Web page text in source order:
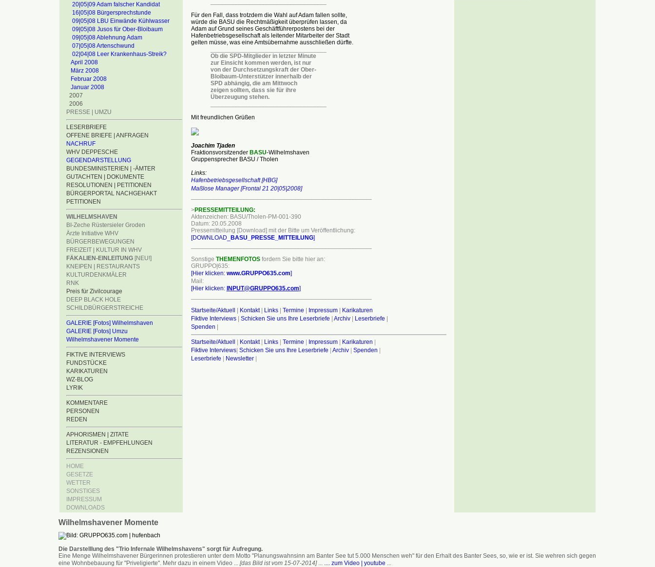
20|05|09 Adam falscher Kandidat
16|05|08 Bürgersprechstunde
09|05|08 LBU Einwände Kühlwasser
09|05|08 Jusos für Ober-Bloibaum
09|05|08 Ablehnung Adam
07|05|08 Artenschwund
02|04|08 Leer Krankenhaus-Streik?
April 2008
März 2008
Februar 2008
Januar 2008
2007
2006
PRESSE | UMZU
LESERBRIEFE
OFFENE BRIEFE | ANFRAGEN
NACHRUF
WHV DEPPESCHE
GEGENDARSTELLUNG
BUNDESMINISTERIEN | -ÄMTER
GUTACHTEN | DOKUMENTE
RESOLUTIONEN | PETITIONEN
BÜRGERPORTAL NACHGEHAKT
PETITIONEN
WILHELMSHAVEN
BI-Zeche Rüstersieler Groden
Ärzte Initiative WHV
BÜRGERBEWEGUNGEN
FREIZEIT | KULTUR IN WHV
FÄKALIEN-EINLEITUNG [NEU!]
KNEIPEN | RESTAURANTS
KULTURDENKMÄLER
RNK
Preis für Zivilcourage
DEEP BLACK HOLE
SCHILDBÜRGERSTREICHE
GALERIE [Fotos] Wilhelmshaven
GALERIE [Fotos] Umzu
Wilhelmshavener Momente
FIKTIVE INTERVIEWS
FUNDSTÜCKE
KARIKATUREN
WZ-BLOG
LYRIK
KOMMENTARE
PERSONEN
REDEN
APHORISMEN | ZITATE
LITERATUR - EMPFEHLUNGEN
REZENSIONEN
HOME
GESETZE
WETTER
SONSTIGES
IMPRESSUM
DOWNLOADS
Für den Fall, dass trotzdem die Wahl auf Adam fallen sollte,
würde die BASU die Rechtmäßigkeit überprüfen lassen, da
Adam auf Grund seines Geschäftführerpostens bei der
Hafenbetriebsgesellschaft als leitender Mitarbeiter der Stadt
gelten müsse, was eine Amtsübernahme ausschließen dürfte.
Ob die SPD-Mitglieder in letzter Minute
zur Einsicht kommen werden, ist nur
von der Durchsetzungskraft der Ober-
Bloibaum-Unterstützer innerhalb der
SPD abhängig, die am Mittwoch
zeigen sollten, dass sie für ihre
Überzeugung stehen.
Mit freundlichen Grüßen
Joachim Tjaden
Fraktionsvorsitzender BASU-Wilhelmshaven
Gruppensprecher BASU / Tholen
Links:
Hafenbetriebsgesellschaft [HBG]
Maßlose Manager [Frontal 21 20|05|2008]
>PRESSEMITTEILUNG:
Aktenzeichen: BASU/Tholen-PM-001-390
Datum: 20.05.2008
Pressemitteilung [Download] mit der Bitte um Veröffentlichung:
[DOWNLOAD_
BASU_PRESSE_MITTEILUNG]
Sonstige THEMENFOTOSfordern Sie bitte hier an:
GRUPPO|635:
[Hier klicken: www.GRUPPO635.com]
Mail:
[Hier klicken: INPUT@GRUPPO635.com]
Startseite/Aktuell Kontakt| Links Termine Impressum|
Karikaturen
Fiktive Interviews| Schicken Sie uns Ihre Leserbriefe Archiv| Leserbriefe
Spenden
Startseite/Aktuell Kontakt| Links| Termine Impressum| Karikaturen
Fiktive Interviews| Schicken Sie uns Ihre Leserbriefe Archiv| Spenden
Leserbriefe
Newsletter|
Wilhelmshavener Momente
Die Darstelllung des "Trio Infernale Wilhelmshavens" sorgt für Aufregung.
Eine Menge Wilhelmshavener Bürgerinnen protestieren unter dem Motto "Planungswahnsinn am Banter See tut 5.000 Menschen weh" für den Erhalt des Banter Sees, so, wie er ist. Sie wehren sich gegen
eine Wohnbebauung für "Priveligierte". Mehr dazu in einem Video ... [das Bild ist vom 15-07-2014]... .... zum Video | youtube ...